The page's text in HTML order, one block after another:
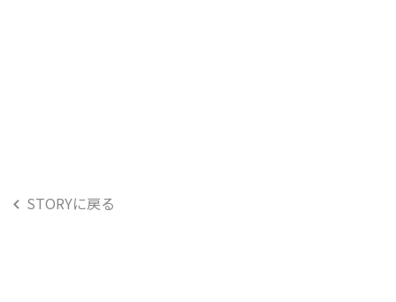
STORYに戻る